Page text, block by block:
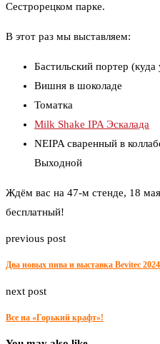
Сестрорецком парке.
В этот раз мы выставляем:
Бастильский портер
Вишня в шоколаде
Томатка
Milk Shake IPA Эскалада
NEIPA сваренный в
Выходной
Ждём вас на 47-м стенде, 18
бесплатный!
previous post
Два новых пива и выставка Bevitec 2024
next post
Все на «Горький крафт»!